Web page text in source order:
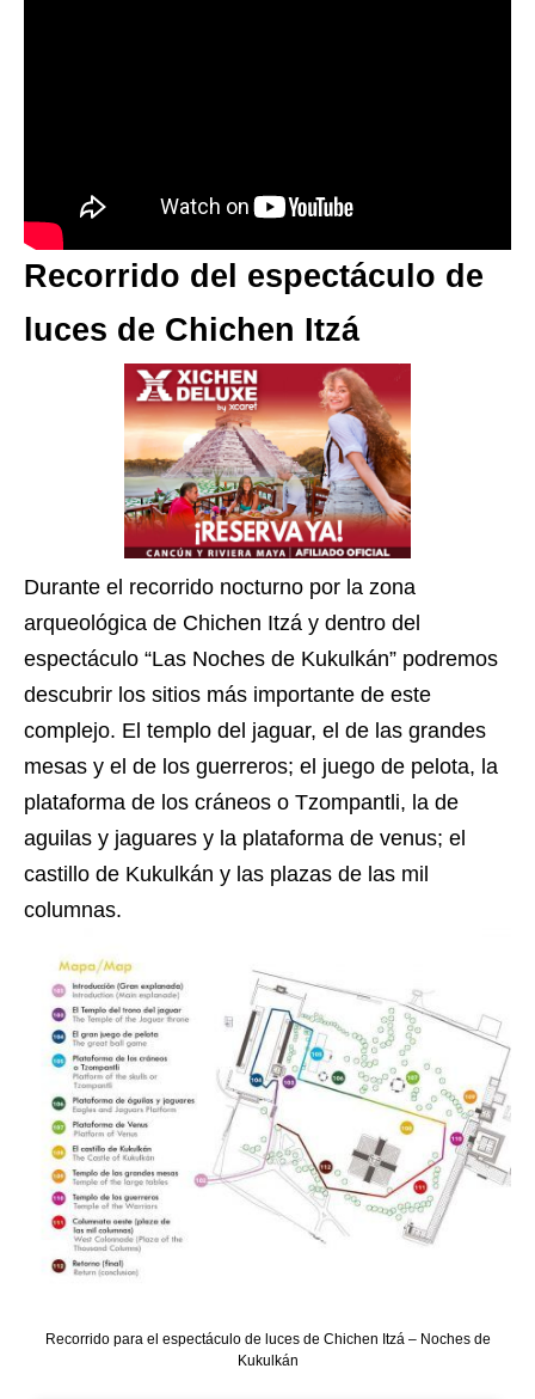
Recorrido del espectáculo de
luces de Chichen Itzá
Durante el recorrido nocturno por la zona
arqueológica de Chichen Itzá y dentro del
espectáculo “Las Noches de Kukulkán” podremos
descubrir los sitios más importante de este
complejo. El templo del jaguar, el de las grandes
mesas y el de los guerreros; el juego de pelota, la
plataforma de los cráneos o Tzompantli, la de
aguilas y jaguares y la plataforma de venus; el
castillo de Kukulkán y las plazas de las mil
columnas.
Recorrido para el espectáculo de luces de Chichen Itzá – Noches de
Kukulkán